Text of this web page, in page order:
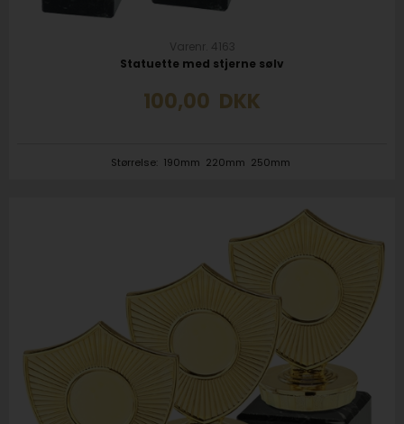
Varenr. 4163
Statuette med stjerne sølv
100,00 DKK
Størrelse: 190mm 220mm 250mm